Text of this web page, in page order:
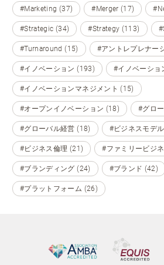
#Marketing (37) #Merger (17)
#Strategic (34) #Strategy (113)
#Turnaround (15) #アントレプレナー
#イノベーション (193) #イノベーショ
#イノベーションマネジメント (15)
#オープンイノベーション (18) #グロ
#グローバル経営 (18) #ビジネスモデ
#ビジネス倫理 (21) #ファミリービジ
#ブランディング (24) #ブランド (42)
#プラットフォーム (26)